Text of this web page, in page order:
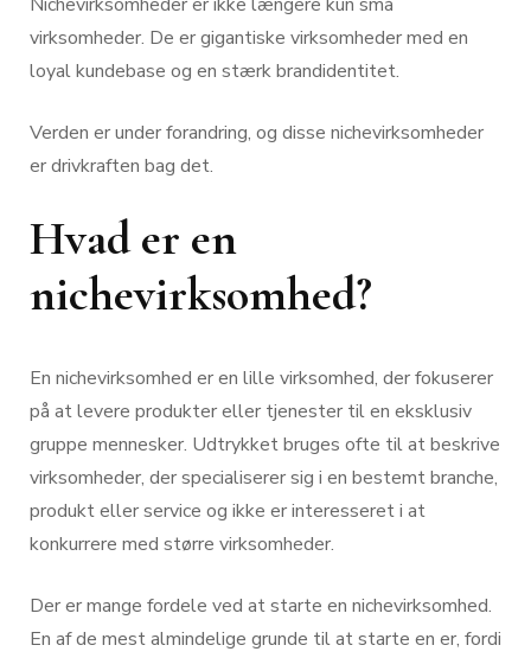
virksomheder. De er gigantiske virksomheder med en
loyal kundebase og en stærk brandidentitet.
Verden er under forandring, og disse nichevirksomheder
er drivkraften bag det.
Hvad er en
nichevirksomhed?
En nichevirksomhed er en lille virksomhed, der fokuserer
på at levere produkter eller tjenester til en eksklusiv
gruppe mennesker. Udtrykket bruges ofte til at beskrive
virksomheder, der specialiserer sig i en bestemt branche,
produkt eller service og ikke er interesseret i at
konkurrere med større virksomheder.
Der er mange fordele ved at starte en nichevirksomhed.
En af de mest almindelige grunde til at starte en er, fordi